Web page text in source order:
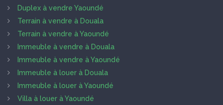
Duplex à vendre Yaoundé
Terrain à vendre à Douala
Terrain à vendre à Yaoundé
Immeuble à vendre à Douala
Immeuble à vendre à Yaoundé
Immeuble à louer à Douala
Immeuble à louer à Yaoundé
Villa à louer à Yaoundé